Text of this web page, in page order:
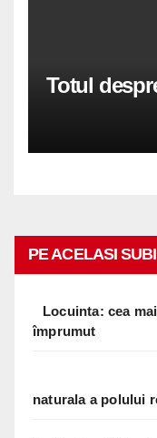
Totul
PE ACELASI
Locuinta: cea
împrumut
naturala a polului